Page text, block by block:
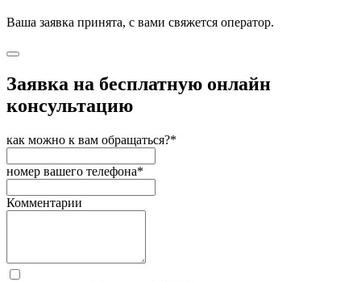
Ваша заявка принята, с вами свяжется оператор.
Заявка на бесплатную онлайн
консультацию
как можно к вам обращаться?*
номер вашего телефона*
Комментарии